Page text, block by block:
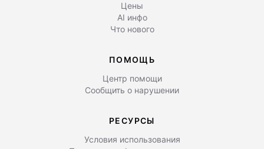
Цены
AI инфо
Что нового
ПОМОЩЬ
Центр помощи
Сообщить о нарушении
РЕСУРСЫ
Условия использования